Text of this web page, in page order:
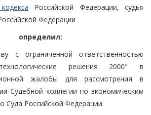
Российской Федерации, судья
Федерации
определил:
с ограниченной ответственностью
технологические решения 2000" в
жалобы для рассмотрения в
Судебной коллегии по экономическим
Суда Российской Федерации.